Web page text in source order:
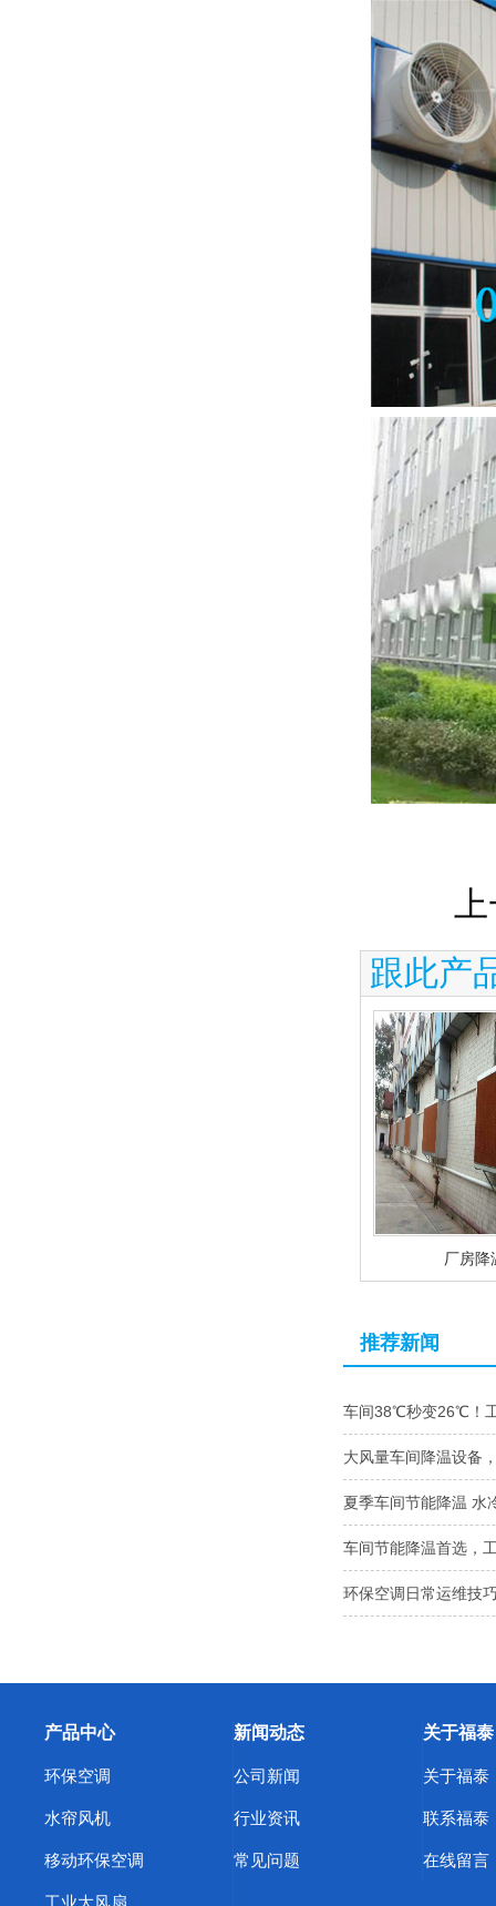
上
跟此产
厂房降
推荐新闻
车间38℃秒变26℃！
大风量车间降温设备
夏季车间节能降温
车间节能降温首选，
环保空调日常运维技
产品中心
环保空调
水帘风机
移动环保空调
新闻动态
公司新闻
行业资讯
常见问题
关于福泰
关于福泰
联系福泰
在线留言